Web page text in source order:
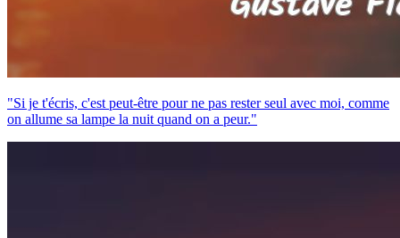
"Si je t'écris, c'est peut-être pour ne pas rester seul avec moi, comme
on allume sa lampe la nuit quand on a peur."